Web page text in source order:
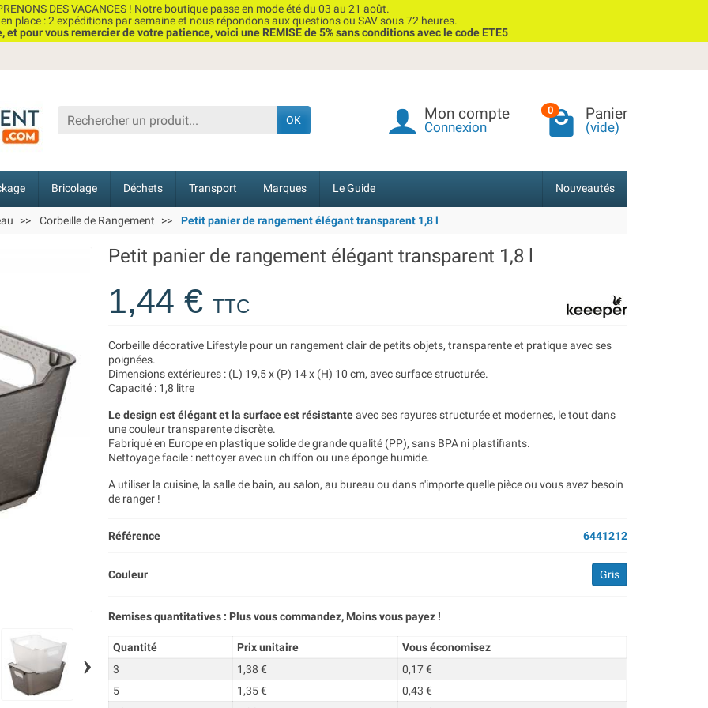
DES VACANCES ! Notre boutique passe en mode été du 03 au 21 août.
place : 2 expéditions par semaine et nous répondons aux questions ou SAV sous 72 heures.
et pour vous remercier de votre patience, voici une REMISE de 5% sans conditions avec le code ETE5
OK Mon compte
Connexion
0 Panier
(vide)
Bricolage Déchets Transport Marques Le Guide Nouveautés
Corbeille de Rangement Petit panier de rangement élégant transparent 1,8 l
›
Petit panier de rangement élégant transparent 1,8 l
1,44 €TTC
Corbeille décorative Lifestyle pour un rangement clair de petits objets, transparente et pratique avec ses
poignées.
Dimensions extérieures : (L) 19,5 x (P) 14 x (H) 10 cm, avec surface structurée.
Capacité : 1,8 litre
Le design est élégant et la surface est résistanteavec ses rayures structurée et modernes, le tout dans
une couleur transparente discrète.
Fabriqué en Europe en plastique solide de grande qualité (PP), sans BPA ni plastifiants.
Nettoyage facile : nettoyer avec un chiffon ou une éponge humide.
A utiliser la cuisine, la salle de bain, au salon, au bureau ou dans n'importe quelle pièce ou vous avez besoin
de ranger !
Référence 6441212
Couleur Gris
Remises quantitatives : Plus vous commandez, Moins vous payez !
Quantité Prix unitaire
Vous économisez
3
1,38 €
0,17 €
5
1,35 €
0,43 €